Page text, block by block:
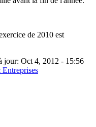
de 2010 est
jour: Oct 4, 2012 - 15:56